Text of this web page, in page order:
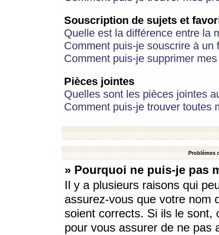
Souscription de sujets et
Quelle est la différence entre la
Comment puis-je souscrire à
Comment puis-je supprimer
Pièces jointes
Quelles sont les pièces jointes
Comment puis-je trouver toutes
Problèmes
» Pourquoi ne puis-je pas
Il y a plusieurs raisons qui
assurez-vous que votre nom
soient corrects. Si ils le sont,
pour vous assurer de ne pas